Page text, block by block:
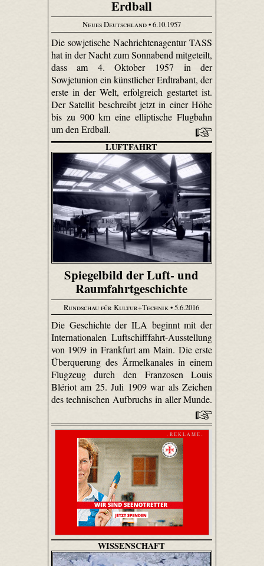
Erdball
Neues Deutschland• 6.10.1957
Die sowjetische Nachrichtenagentur TASS
hat in der Nacht zum Sonnabend mitgeteilt,
dass am 4. Oktober 1957 in der
Sowjetunion ein künstlicher Erdtrabant, der
erste in der Welt, erfolgreich gestartet ist.
Der Satellit beschreibt jetzt in einer Höhe
bis zu 900 km eine elliptische Flugbahn
um den Erdball.
LUFTFAHRT
Spiegelbild der Luft- und
Raumfahrtgeschichte
Rundschau für Kultur+Technik• 5.6.2016
Die Geschichte der ILA beginnt mit der
Internationalen Luftschifffahrt-Ausstellung
von 1909 in Frankfurt am Main. Die erste
Überquerung des Ärmelkanales in einem
Flugzeug durch den Franzosen Louis
Blériot am 25. Juli 1909 war als Zeichen
des technischen Aufbruchs in aller Munde.
- R E K L A M E -
WISSENSCHAFT